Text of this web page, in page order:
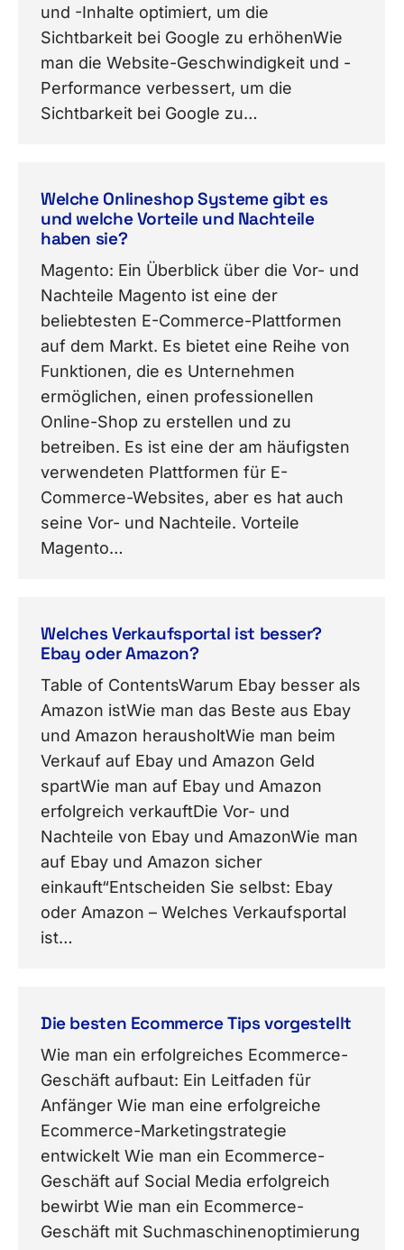
und -Inhalte optimiert, um die
Sichtbarkeit bei Google zu erhöhenWie
man die Website-Geschwindigkeit und -
Performance verbessert, um die
Sichtbarkeit bei Google zu…
Welche Onlineshop Systeme gibt es
und welche Vorteile und Nachteile
haben sie?
Magento: Ein Überblick über die Vor- und
Nachteile Magento ist eine der
beliebtesten E-Commerce-Plattformen
auf dem Markt. Es bietet eine Reihe von
Funktionen, die es Unternehmen
ermöglichen, einen professionellen
Online-Shop zu erstellen und zu
betreiben. Es ist eine der am häufigsten
verwendeten Plattformen für E-
Commerce-Websites, aber es hat auch
seine Vor- und Nachteile. Vorteile
Magento…
Welches Verkaufsportal ist besser?
Ebay oder Amazon?
Table of ContentsWarum Ebay besser als
Amazon istWie man das Beste aus Ebay
und Amazon herausholtWie man beim
Verkauf auf Ebay und Amazon Geld
spartWie man auf Ebay und Amazon
erfolgreich verkauftDie Vor- und
Nachteile von Ebay und AmazonWie man
auf Ebay und Amazon sicher
einkauft“Entscheiden Sie selbst: Ebay
oder Amazon – Welches Verkaufsportal
ist…
Die besten Ecommerce Tips vorgestellt
Wie man ein erfolgreiches Ecommerce-
Geschäft aufbaut: Ein Leitfaden für
Anfänger Wie man eine erfolgreiche
Ecommerce-Marketingstrategie
entwickelt Wie man ein Ecommerce-
Geschäft auf Social Media erfolgreich
bewirbt Wie man ein Ecommerce-
Geschäft mit Suchmaschinenoptimierung